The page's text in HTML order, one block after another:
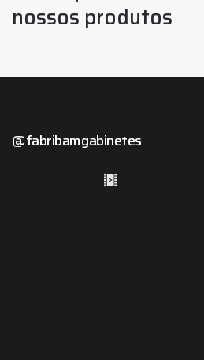
nossos produtos
@fabribamgabinetes